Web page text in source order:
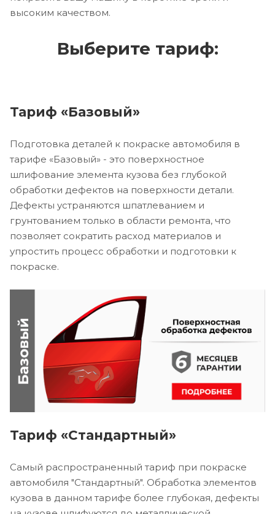
высоким качеством.
Выберите тариф:
Тариф «Базовый»
Подготовка деталей к покраске автомобиля в
тарифе «Базовый» - это поверхностное
шлифование элемента кузова без глубокой
обработки дефектов на поверхности детали.
Дефекты устраняются шпатлеванием и
грунтованием только в области ремонта, что
позволяет сократить расход материалов и
упростить процесс обработки и подготовки к
покраске.
Тариф «Стандартный»
Самый распространенный тариф при покраске
автомобиля "Стандартный". Обработка элементов
кузова в данном тарифе более глубокая, дефекты